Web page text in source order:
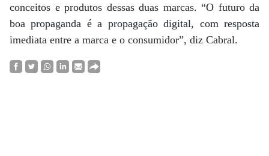
conceitos e produtos dessas duas marcas. “O futuro da
boa propaganda é a propagação digital, com resposta
imediata entre a marca e o consumidor”, diz Cabral.